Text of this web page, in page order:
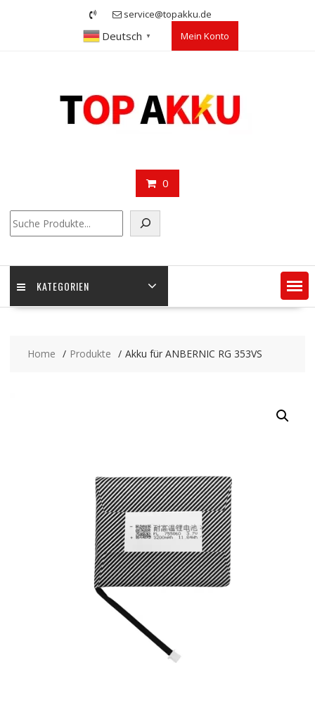
service@topakku.de
Deutsch ▼ Mein Konto
0
KATEGORIEN
Home Produkte Akku für ANBERNIC RG 353VS